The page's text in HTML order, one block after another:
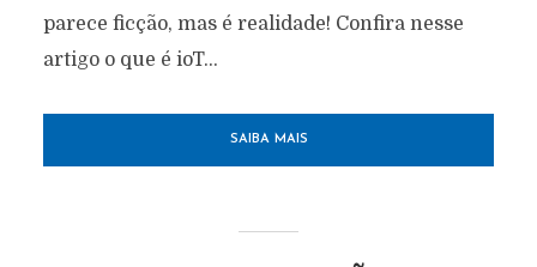
parece ficção, mas é realidade! Confira nesse
artigo o que é ioT...
SAIBA MAIS